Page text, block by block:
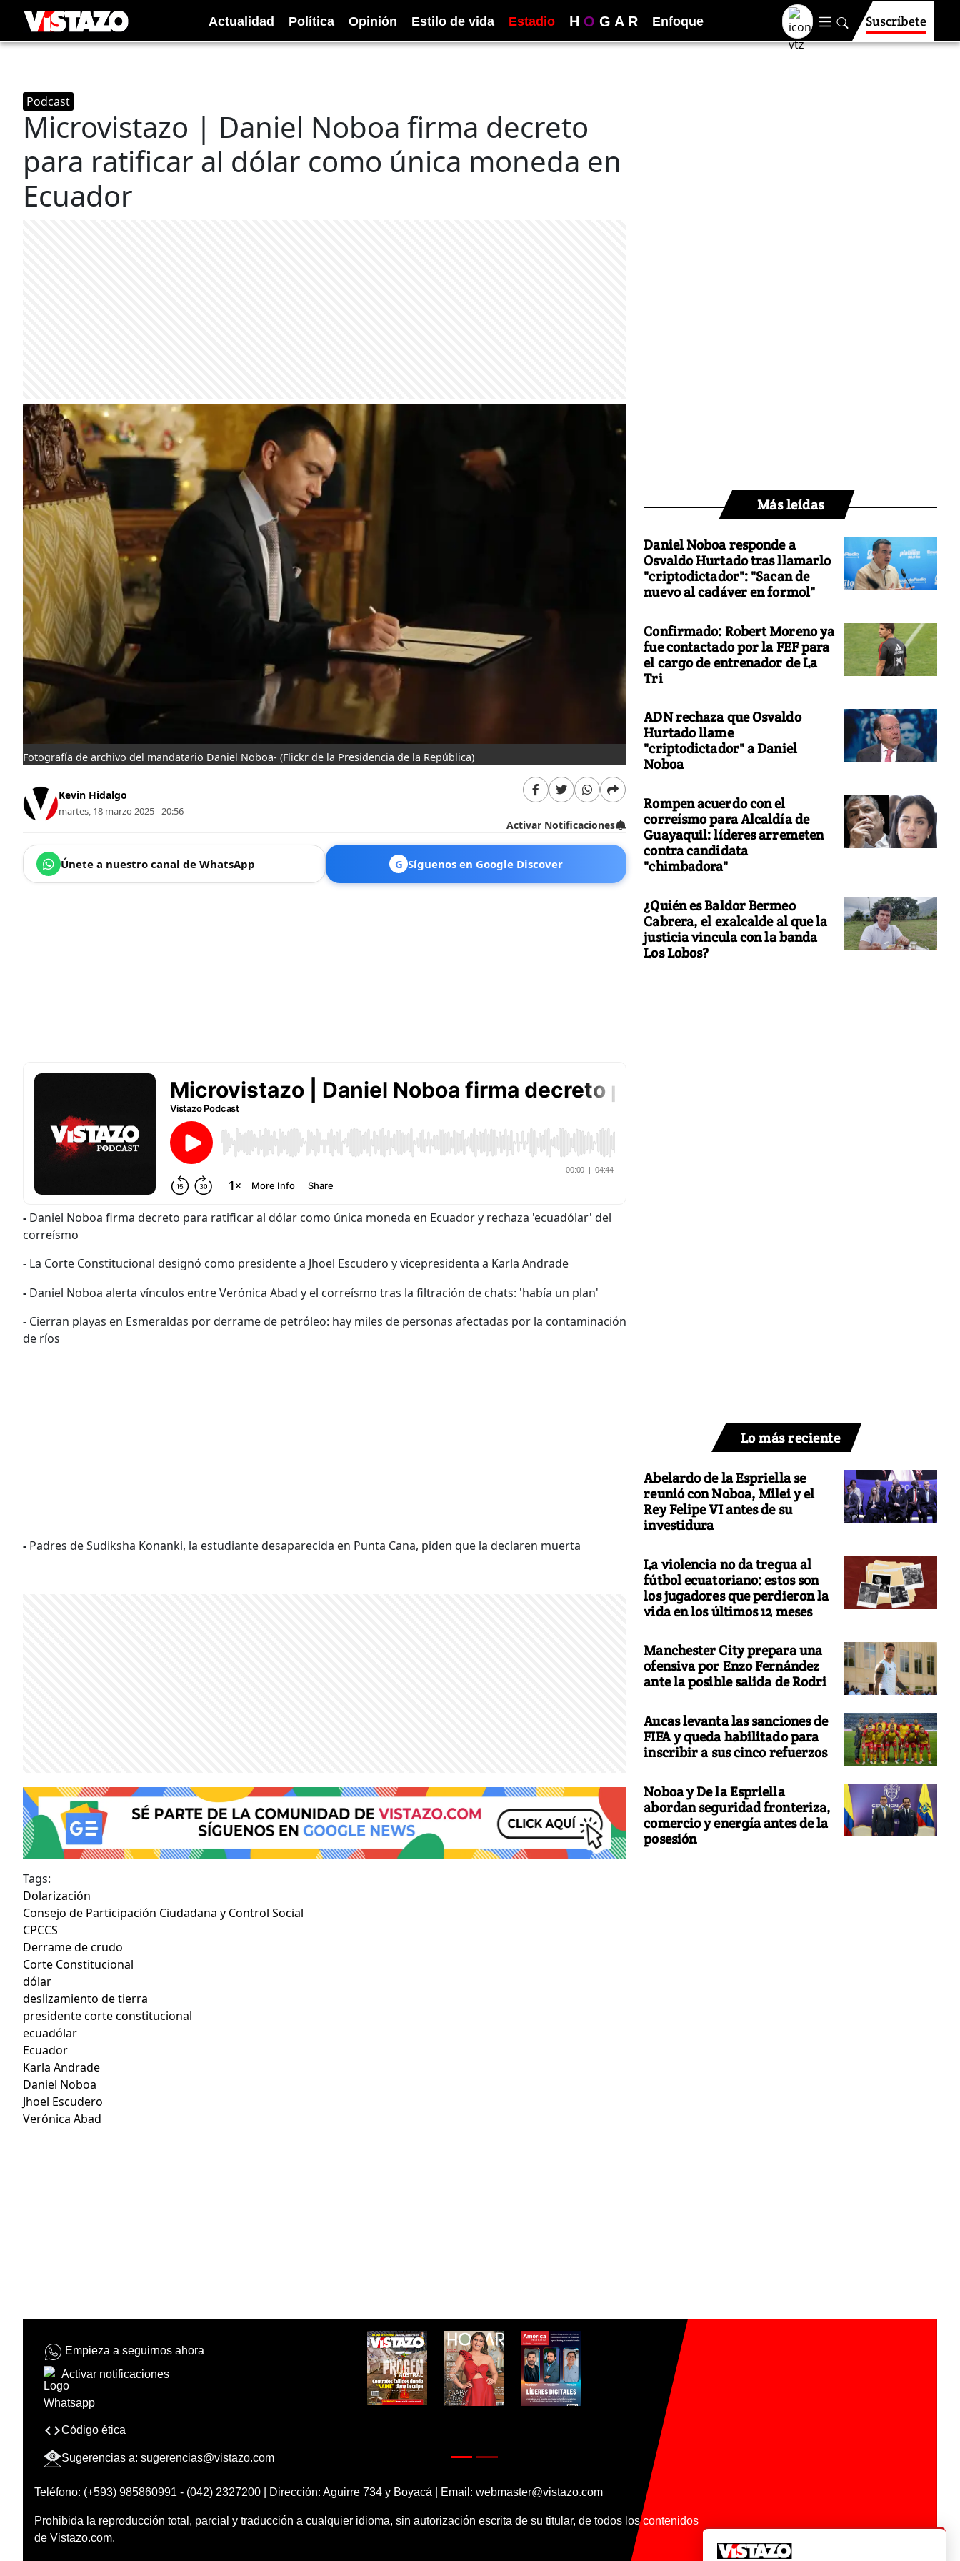
Actualidad Política Opinión Estilo de vida Estadio H O G A R Enfoque Suscríbete
Podcast
Microvistazo | Daniel Noboa firma decreto
para ratificar al dólar como única moneda en
Ecuador
Fotografía de archivo del mandatario Daniel Noboa- (Flickr de la Presidencia de la República)
Kevin Hidalgo
martes, 18 marzo 2025 - 20:56
Activar Notificaciones
Únete a nuestro canal de WhatsApp G Síguenos en Google Discover
- Daniel Noboa firma decreto para ratificar al dólar como única moneda en Ecuador y rechaza 'ecuadólar' del
correísmo
- La Corte Constitucional designó como presidente a Jhoel Escudero y vicepresidenta a Karla Andrade
- Daniel Noboa alerta vínculos entre Verónica Abad y el correísmo tras la filtración de chats: 'había un plan'
- Cierran playas en Esmeraldas por derrame de petróleo: hay miles de personas afectadas por la contaminación
de ríos
- Padres de Sudiksha Konanki, la estudiante desaparecida en Punta Cana, piden que la declaren muerta
Tags:
Dolarización
Consejo de Participación Ciudadana y Control Social
CPCCS
Derrame de crudo
Corte Constitucional
dólar
deslizamiento de tierra
presidente corte constitucional
ecuadólar
Ecuador
Karla Andrade
Daniel Noboa
Jhoel Escudero
Verónica Abad
Más leídas
Daniel Noboa responde a
Osvaldo Hurtado tras llamarlo
"criptodictador": "Sacan de
nuevo al cadáver en formol"
Confirmado: Robert Moreno ya
fue contactado por la FEF para
el cargo de entrenador de La
Tri
ADN rechaza que Osvaldo
Hurtado llame
"criptodictador" a Daniel
Noboa
Rompen acuerdo con el
correísmo para Alcaldía de
Guayaquil: líderes arremeten
contra candidata
"chimbadora"
¿Quién es Baldor Bermeo
Cabrera, el exalcalde al que la
justicia vincula con la banda
Los Lobos?
Lo más reciente
Abelardo de la Espriella se
reunió con Noboa, Milei y el
Rey Felipe VI antes de su
investidura
La violencia no da tregua al
fútbol ecuatoriano: estos son
los jugadores que perdieron la
vida en los últimos 12 meses
Manchester City prepara una
ofensiva por Enzo Fernández
ante la posible salida de Rodri
Aucas levanta las sanciones de
FIFA y queda habilitado para
inscribir a sus cinco refuerzos
Noboa y De la Espriella
abordan seguridad fronteriza,
comercio y energía antes de la
posesión
Empieza a seguirnos ahora
Activar notificaciones
Código ética
Sugerencias a: sugerencias@vistazo.com
Teléfono: (+593) 985860991 - (042) 2327200 | Dirección: Aguirre 734 y Boyacá | Email: webmaster@vistazo.com
Prohibida la reproducción total, parcial y traducción a cualquier idioma, sin autorización escrita de su titular, de todos los contenidos
de Vistazo.com.